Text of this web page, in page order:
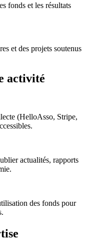
fonds et les résultats
et des projets soutenus
activité
(HelloAsso, Stripe,
actualités, rapports
des fonds pour